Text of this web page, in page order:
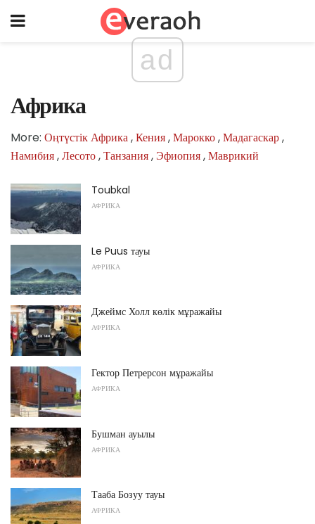
ad
Африка
More: Оңтүстік Африка,Кения,Марокко,Мадагаскар,
Намибия,Лесото,Танзания, Эфиопия,Маврикий
Toubkal
АФРИКА
Le Puus тауы
АФРИКА
Джеймс Холл көлік мұражайы
АФРИКА
Гектор Петрерсон мұражайы
АФРИКА
Бушман ауылы
АФРИКА
Тааба Бозуу тауы
АФРИКА